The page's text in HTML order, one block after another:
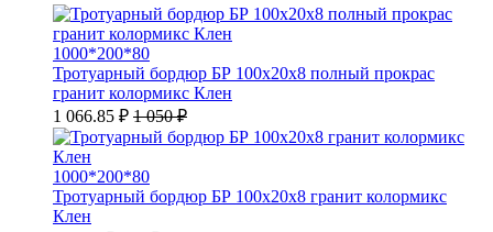
1000*200*80
Тротуарный бордюр БР 100х20х8 полный прокрас
гранит колормикс Клен
1 066.85 ₽ 1 050 ₽
1000*200*80
Тротуарный бордюр БР 100х20х8 гранит колормикс
Клен